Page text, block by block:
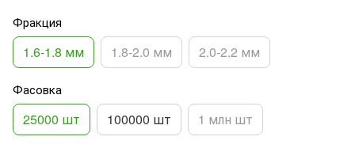
Фракция
1.6-1.8 мм 1.8-2.0 мм 2.0-2.2 мм
Фасовка
25000 шт 100000 шт 1 млн шт